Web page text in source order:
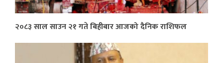
२०८३ साल साउन २१ गते बिहीबार आजको दैनिक राशिफल